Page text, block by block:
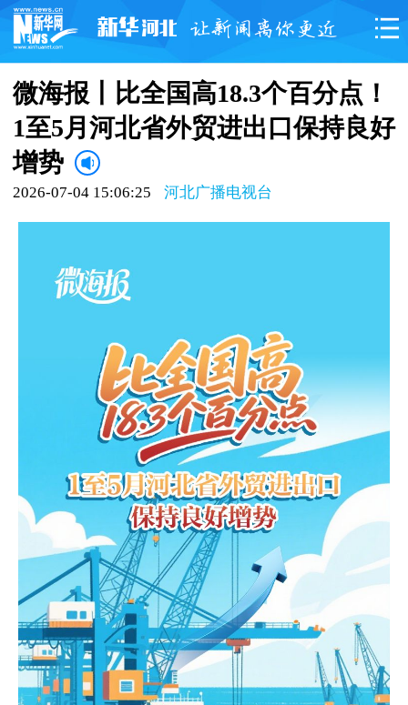
微海报丨比全国高18.3个百分点！
1至5月河北省外贸进出口保持良好
增势
2026-07-04 15:06:25 河北广播电视台